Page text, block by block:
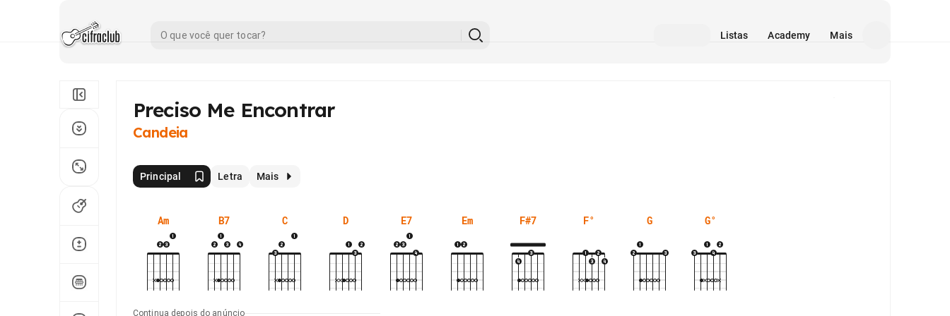
Listas Academy Mais
Preciso Me Encontrar
Candeia
Principal Letra Mais
Am B7 C D E7 Em F#7 F° G G°
Continua depois do anúncio